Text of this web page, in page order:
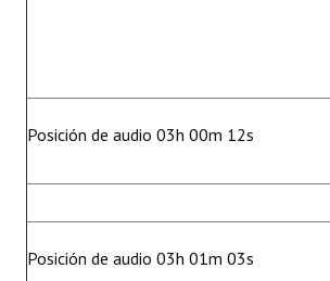
Posición de audio 03h 00m 12s
Posición de audio 03h 01m 03s